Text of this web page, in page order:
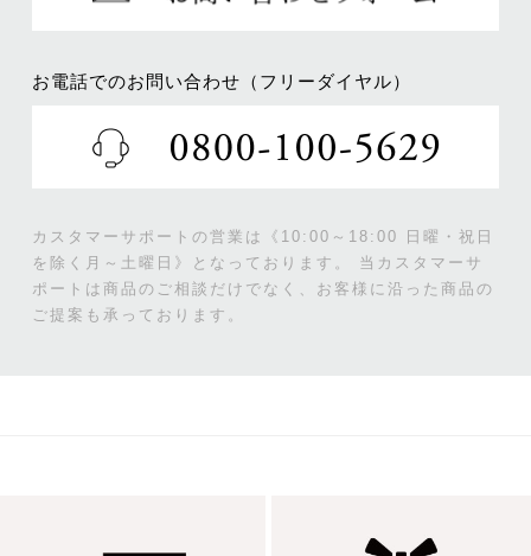
お電話でのお問い合わせ（フリーダイヤル）
カスタマーサポートの営業は《10:00～18:00 日曜・祝日
を除く月～土曜日》となっております。
当カスタマーサ
ポートは商品のご相談だけでなく、お客様に沿った商品の
ご提案も承っております。